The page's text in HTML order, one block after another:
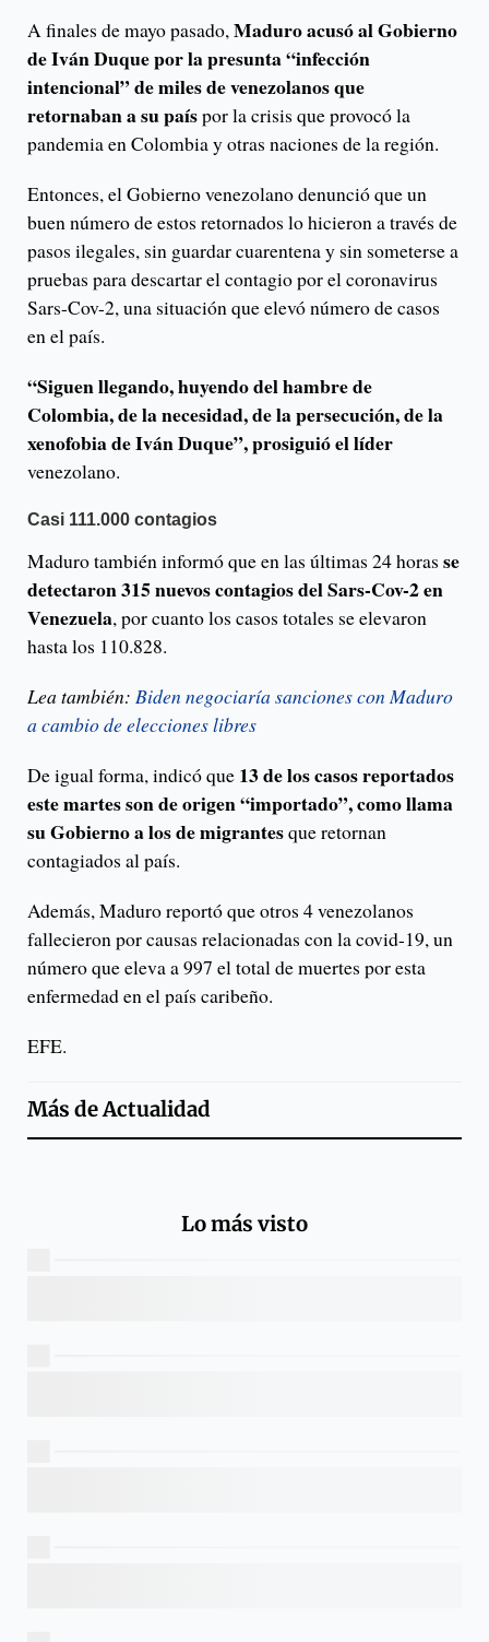
A finales de mayo pasado,Maduro acusó al Gobierno
de Iván Duque por la presunta “infección
intencional” de miles de venezolanos que
retornaban a su paíspor la crisis que provocó la
pandemia en Colombia y otras naciones de la región.
Entonces, el Gobierno venezolano denunció que un
buen número de estos retornados lo hicieron a través de
pasos ilegales, sin guardar cuarentena y sin someterse a
pruebas para descartar el contagio por el coronavirus
Sars-Cov-2, una situación que elevó número de casos
en el país.
“Siguen llegando, huyendo del hambre de
Colombia, de la necesidad, de la persecución, de la
xenofobia de Iván Duque”, prosiguió el líder
venezolano.
Casi 111.000 contagios
Maduro también informó que en las últimas 24 horas se
detectaron 315 nuevos contagios del Sars-Cov-2 en
Venezuela, por cuanto los casos totales se elevaron
hasta los 110.828.
Lea también: Biden negociaría sanciones con Maduro
a cambio de elecciones libres
De igual forma, indicó que 13 de los casos reportados
este martes son de origen “importado”, como llama
su Gobierno a los de migrantesque retornan
contagiados al país.
Además, Maduro reportó que otros 4 venezolanos
fallecieron por causas relacionadas con la covid-19, un
número que eleva a 997 el total de muertes por esta
enfermedad en el país caribeño.
EFE.
Más deActualidad
Lo más visto